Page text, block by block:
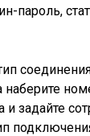
пароль,
наберите
и задайте